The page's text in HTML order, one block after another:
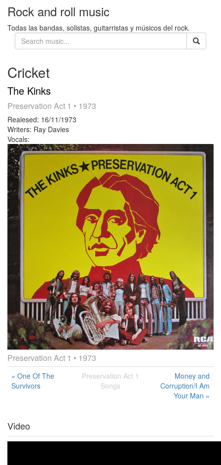
Rock and roll music
Todas las bandas, solistas, guitarristas y músicos del rock.
Cricket
The Kinks
Preservation Act 1 • 1973
Realesed: 16/11/1973
Writers: Ray Davies
Vocals:
Preservation Act 1 • 1973
« One Of The
Survivors
Preservation Act 1
Songs
Money and
Corruption/I Am
Your Man »
Video